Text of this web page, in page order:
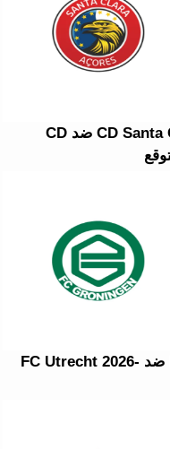
Primeira Liga: موعد مواجهة CD Santa Clara ضد CD
موعد وتوقيت مباراة FC Groningen ضد FC Utrecht 2026-